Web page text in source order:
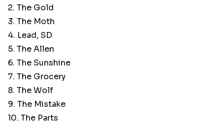
2. The Gold
3. The Moth
4. Lead, SD
5. The Allen
6. The Sunshine
7. The Grocery
8. The Wolf
9. The Mistake
10. The Parts